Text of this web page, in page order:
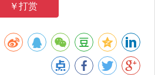
￥打赏